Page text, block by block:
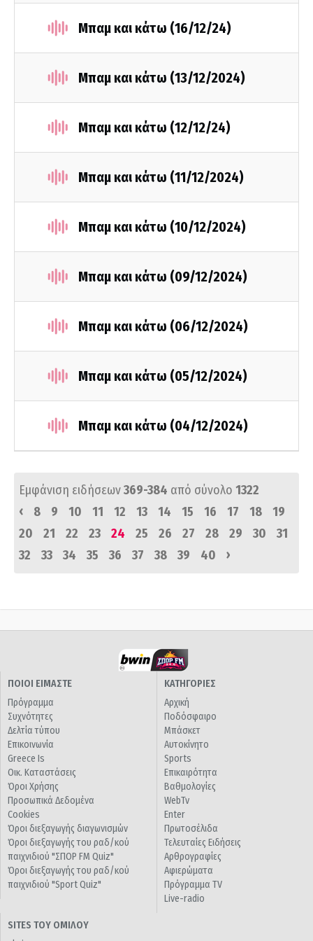
Μπαμ και κάτω (16/12/24)
Μπαμ και κάτω (13/12/2024)
Μπαμ και κάτω (12/12/24)
Μπαμ και κάτω (11/12/2024)
Μπαμ και κάτω (10/12/2024)
Μπαμ και κάτω (09/12/2024)
Μπαμ και κάτω (06/12/2024)
Μπαμ και κάτω (05/12/2024)
Μπαμ και κάτω (04/12/2024)
Εμφάνιση ειδήσεων369-384 από σύνολο 1322
‹
8 9 10 11 12 13 14 15 16 17 18
19
20
21 22 23 24 25 26 27 28 29 30
31
32
33 34 35 36 37 38 39 40 ›
ΠΟΙΟΙ ΕΙΜΑΣΤΕ
Πρόγραμμα
Συχνότητες
Δελτία τύπου
Επικοινωνία
Greece Is
Οικ. Καταστάσεις
Όροι Χρήσης
Προσωπικά Δεδομένα
Cookies
Όροι διεξαγωγής διαγωνισμών
Όροι διεξαγωγής του ραδ/κού
παιχνιδιού "ΣΠΟΡ FM Quiz"
Όροι διεξαγωγής του ραδ/κού
παιχνιδιού "Sport Quiz"
ΚΑΤΗΓΟΡΙΕΣ
Αρχική
Ποδόσφαιρο
Μπάσκετ
Αυτοκίνητο
Sports
Επικαιρότητα
Βαθμολογίες
WebTv
Enter
Πρωτοσέλιδα
Τελευταίες Ειδήσεις
Αρθρογραφίες
Αφιερώματα
Πρόγραμμα TV
Live-radio
SITES ΤΟΥ ΟΜΙΛΟΥ